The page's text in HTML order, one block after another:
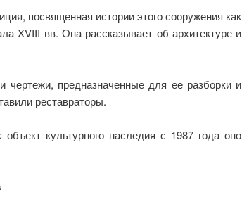
посвященная истории этого сооружения как
XVIII вв. Она рассказывает об архитектуре и
предназначенные для ее разборки и
реставраторы.
культурного наследия с 1987 года оно